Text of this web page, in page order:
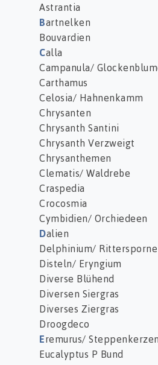
Astrantia
Bartnelken
Bouvardien
Calla
Campanula/
Carthamus
Celosia/ Hahnenkamm
Chrysanten
Chrysanth Santini
Chrysanth Verzweigt
Chrysanthemen
Clematis/ Waldrebe
Craspedia
Crocosmia
Cymbidien/ Orchiedeen
Dalien
Delphinium/ Rittersporne
Disteln/ Eryngium
Diverse Blühend
Diversen Siergras
Diverses Ziergras
Droogdeco
Eremurus/ Steppenkerzen
Eucalyptus P Bund